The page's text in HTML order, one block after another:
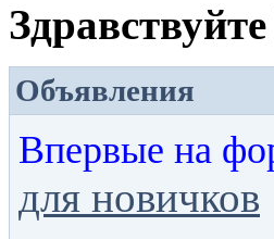
Объявления
Впервые на
для новичков